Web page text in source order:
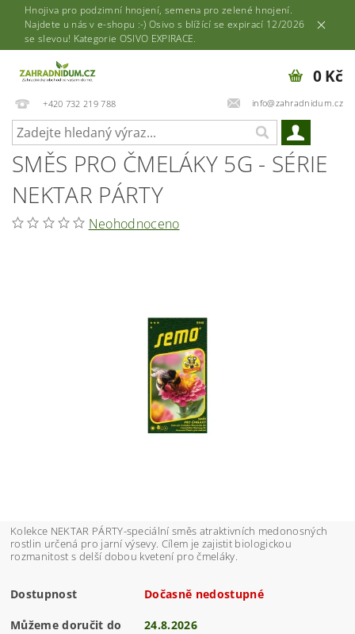
Hnojiva pro podzimní hnojení, semena pro zelené hnojení.
Najdete u nás v e-shopu :-) Osivo s blížící se expirací 12/2026
se slevou! Kategorie OSIVO EXPIRACE.
+420 732 219 788 info@zahradnidum.cz
0 Kč
SMĚS PRO ČMELÁKY 5G - SÉRIE
NEKTAR PÁRTY
Neohodnoceno
Kolekce NEKTAR PÁRTY-speciální směs atraktivních medonosných
rostlin určená pro jarní výsevy. Cílem je zajistit biologickou
rozmanitost s delší dobou kvetení pro čmeláky.
Dostupnost Dočasně nedostupné
Můžeme doručit do 24.8.2026